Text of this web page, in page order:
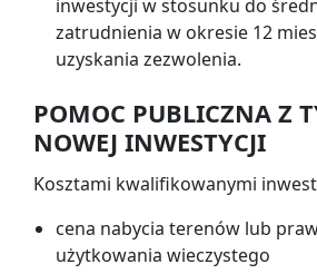
inwestycji w stosunku do
zatrudnienia w okresie 12
uzyskania zezwolenia.
POMOC PUBLICZNA Z
NOWEJ INWESTYCJI
Kosztami kwalifikowanymi
cena nabycia terenów lub
użytkowania wieczystego